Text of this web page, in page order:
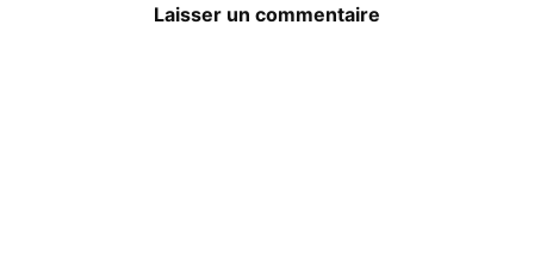
Laisser un commentaire